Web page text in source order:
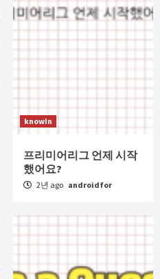
knowIn
프리미어리그 언제 시작
했어요?
2년 ago androidfor